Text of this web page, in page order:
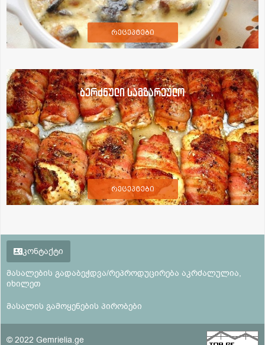
რეცეპტები
ბერძნული სამზარეულო
რეცეპტები
კონტაქტი
მასალების გადაბეჭდვა/რეპროდუცირება აკრძალულია,
იხილეთ
მასალის გამოყენების პირობები
© 2022 Gemrielia.ge